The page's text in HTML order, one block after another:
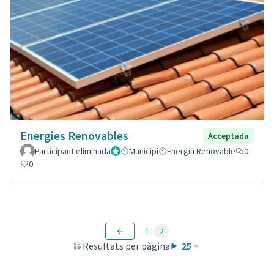
Energies Renovables
Acceptada
Participant eliminadaAdministrador
Municipi Energia Renovable
0
0
Resultats per pàgina: 25
1 2